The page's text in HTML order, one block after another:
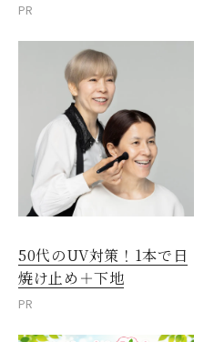
PR
50代のUV対策！1本で日
焼け止め＋下地
PR